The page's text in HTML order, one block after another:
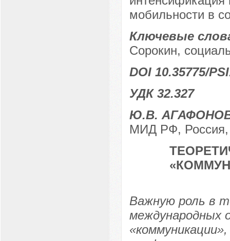
мобильности в
Ключевые
Сорокин,
DOI 10.35775/
УДК 32.327
Ю.В.
МИД РФ, Россия,
Важную роль в
международных